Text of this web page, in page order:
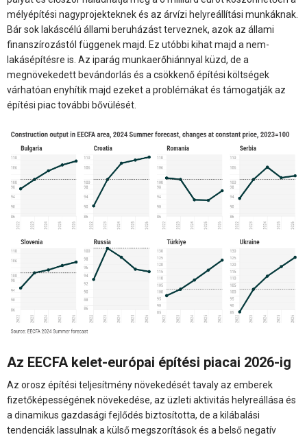
mélyépítési nagyprojekteknek és az árvízi helyreállítási munkáknak.
Bár sok lakáscélú állami beruházást terveznek, azok az állami
finanszírozástól függenek majd. Ez utóbbi kihat majd a nem-
lakásépítésre is. Az iparág munkaerőhiánnyal küzd, de a
megnövekedett bevándorlás és a csökkenő építési költségek
várhatóan enyhítik majd ezeket a problémákat és támogatják az
építési piac további bővülését.
Az EECFA kelet-európai építési piacai 2026-ig
Az orosz építési teljesítmény növekedését tavaly az emberek
fizetőképességének növekedése, az üzleti aktivitás helyreállása és
a dinamikus gazdasági fejlődés biztosította, de a kilábalási
tendenciák lassulnak a külső megszorítások és a belső negatív